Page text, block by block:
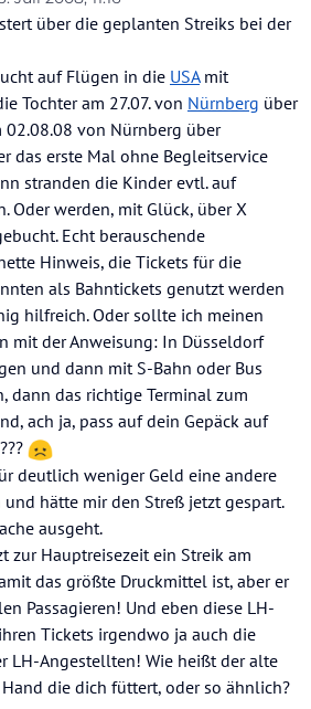
von
über die geplanten Streiks bei der
auf Flügen in die USAmit
Tochter am 27.07. von Nürnberg über
02.08.08 von Nürnberg über
das erste Mal ohne Begleitservice
stranden die Kinder evtl. auf
Oder werden, mit Glück, über X
Echt berauschende
Hinweis, die Tickets für die
als Bahntickets genutzt werden
hilfreich. Oder sollte ich meinen
mit der Anweisung: In Düsseldorf
und dann mit S-Bahn oder Bus
dann das richtige Terminal zum
ach ja, pass auf dein Gepäck auf
deutlich weniger Geld eine andere
hätte mir den Streß jetzt gespart.
ausgeht.
zur Hauptreisezeit ein Streik am
das größte Druckmittel ist, aber er
Passagieren! Und eben diese LH-
Tickets irgendwo ja auch die
LH-Angestellten! Wie heißt der alte
die dich füttert, oder so ähnlich?